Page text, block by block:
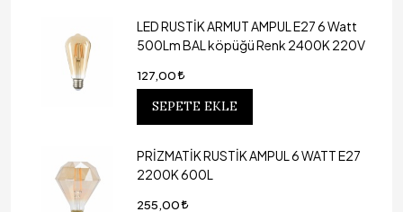
LED RUSTİK ARMUT AMPUL E27 6 Watt
500Lm BAL köpüğü Renk 2400K 220V
127,00
SEPETE EKLE
PRİZMATİK RUSTİK AMPUL 6 WATT E27
2200K 600L
255,00